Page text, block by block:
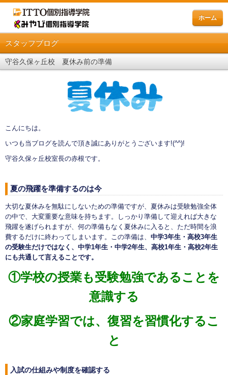
ホーム
スタッフブログ
守谷久保ヶ丘校 夏休み前の準備
こんにちは。
いつも当ブログを読んで頂き誠にありがとうございます!(^^)!
守谷久保ヶ丘校室長の赤根です。
夏の飛躍を準備するのは今
大切な夏休みを無駄にしないための準備ですが、夏休みは受験勉強全体
の中で、大変重要な意味を持ちます。しっかり準備して迎えれば大きな
飛躍を遂げられますが、何の準備もなく夏休みに入ると、ただ時間を浪
費するだけに終わってしまいます。この準備は、 中学3年生・高校3年生
の受験生だけではなく、中学1年生・中学2年生、高校1年生・高校2年生
にも共通して言えることです。
①学校の授業も受験勉強であることを
意識する
②家庭学習では、復習を習慣化するこ
と
入試の仕組みや制度を確認する